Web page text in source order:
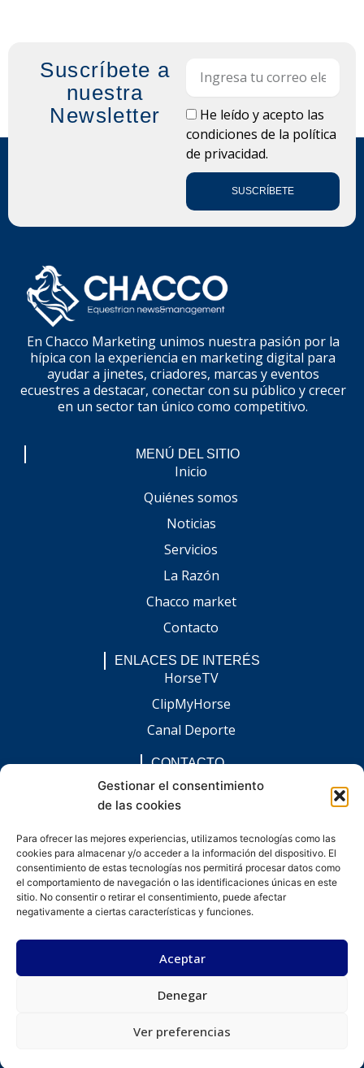
Gestionar el consentimiento
de las cookies
Para ofrecer las mejores experiencias, utilizamos tecnologías como las
cookies para almacenar y/o acceder a la información del dispositivo. El
consentimiento de estas tecnologías nos permitirá procesar datos como
el comportamiento de navegación o las identificaciones únicas en este
sitio. No consentir o retirar el consentimiento, puede afectar
negativamente a ciertas características y funciones.
Aceptar
Denegar
Ver preferencias
Suscríbete a
nuestra
Newsletter
LOPDHe leído y acepto las
condiciones de la política
de privacidad.
SUSCRÍBETE
En Chacco Marketing unimos nuestra pasión por la
hípica con la experiencia en marketing digital para
ayudar a jinetes, criadores, marcas y eventos
ecuestres a destacar, conectar con su público y crecer
en un sector tan único como competitivo.
MENÚ DEL SITIO
Inicio
Quiénes somos
Noticias
Servicios
La Razón
Chacco market
Contacto
ENLACES DE INTERÉS
HorseTV
ClipMyHorse
Canal Deporte
CONTACTO
comunicacion@chaccoinfo.com
Presentes en todo el ámbito nacional
F
a
c
e
b
o
I
n
s
t
a
g
L
i
n
k
e
d
i
n
E
n
v
e
l
o
W
h
a
t
s
© Todos los derechos reservados.
Desarrollado por kitdigital.dev